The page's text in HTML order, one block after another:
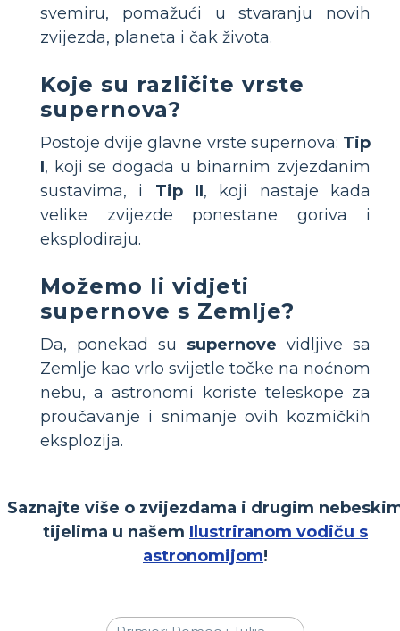
svemiru, pomažući u stvaranju novih
zvijezda, planeta i čak života.
Koje su različite vrste
supernova?
Postoje dvije glavne vrste supernova: Tip
I, koji se događa u binarnim zvjezdanim
sustavima, i Tip II, koji nastaje kada
velike zvijezde ponestane goriva i
eksplodiraju.
Možemo li vidjeti
supernove s Zemlje?
Da, ponekad su supernove vidljive sa
Zemlje kao vrlo svijetle točke na noćnom
nebu, a astronomi koriste teleskope za
proučavanje i snimanje ovih kozmičkih
eksplozija.
Saznajte više o zvijezdama i drugim
tijelima u našem Ilustriranom vodiču s
astronomijom!